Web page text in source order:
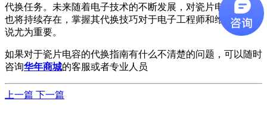
代换任务。未来随着电子技术的不断发展，对瓷片电容的需求
也将持续存在，掌握其代换技巧对于电子工程师和维修人员来
说尤为重要。
如果对于瓷片电容的代换指南有什么不清楚的问题，可以随时
咨询华年商城的客服或者专业人员
上一篇 下一篇